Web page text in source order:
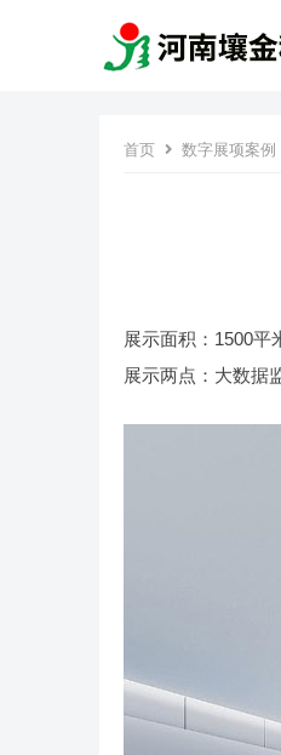
首页 数字展项案例
展示面积：1500平
展示两点：大数据